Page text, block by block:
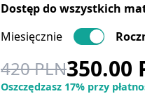
Dostęp do wszystkich
Miesięcznie
420 PLN350.00
Oszczędzasz 17% przy